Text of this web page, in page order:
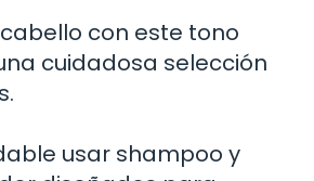
con este tono
cuidadosa selección
usar shampoo y